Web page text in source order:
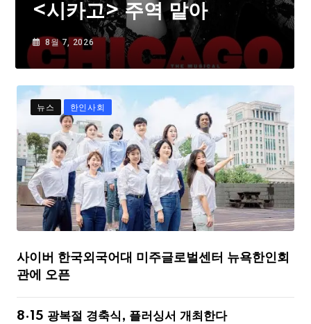
<시카고> 주역 맡아
8월 7, 2026
뉴스 한인사회
사이버 한국외국어대 미주글로벌센터 뉴욕한인회
관에 오픈
8·15 광복절 경축식, 플러싱서 개최한다